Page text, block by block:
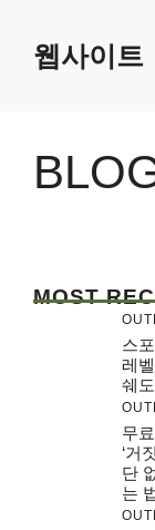
content웹사이트
MOST
스
레
쉐
무
‘거
단
는